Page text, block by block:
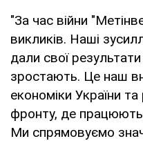
"За час війни
викликів. Наші
дали свої
зростають. Це наш
економіки України та
фронту, де працюють
Ми спрямовуємо